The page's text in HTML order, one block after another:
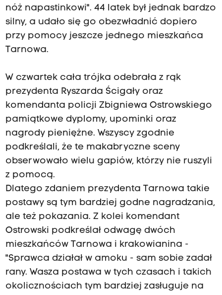
nóż napastinkowi". 44 latek był jednak bardzo
silny, a udało się go obezwładnić dopiero
przy pomocy jeszcze jednego mieszkańca
Tarnowa.
W czwartek cała trójka odebrała z rąk
prezydenta Ryszarda Ścigały oraz
komendanta policji Zbigniewa Ostrowskiego
pamiątkowe dyplomy, upominki oraz
nagrody pieniężne. Wszyscy zgodnie
podkreślali, że te makabryczne sceny
obserwowało wielu gapiów, którzy nie ruszyli
z pomocą.
Dlatego zdaniem prezydenta Tarnowa takie
postawy są tym bardziej godne nagradzania,
ale też pokazania. Z kolei komendant
Ostrowski podkreślał odwagę dwóch
mieszkańców Tarnowa i krakowianina -
"Sprawca działał w amoku - sam sobie zadał
rany. Wasza postawa w tych czasach i takich
okolicznościach tym bardziej zasługuje na